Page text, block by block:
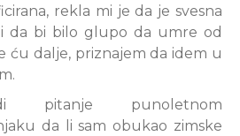
rekla mi je da je svesna
da bi bilo glupo da umre od
ću dalje, priznajem da idem u
pitanje punoletnom
da li sam obukao zimske